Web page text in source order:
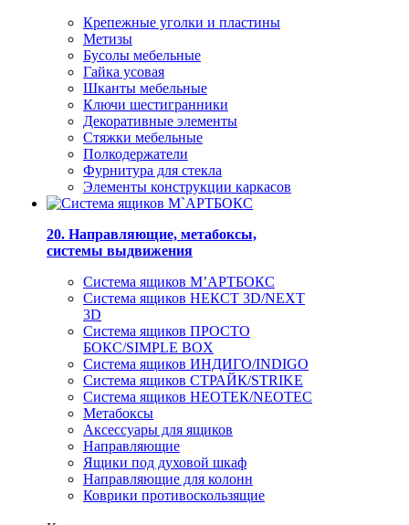
Крепежные уголки и пластины
Метизы
Бусолы мебельные
Гайка усовая
Шканты мебельные
Ключи шестигранники
Декоративные элементы
Стяжки мебельные
Полкодержатели
Фурнитура для стекла
Элементы конструкции каркасов
20. Направляющие, метабоксы,
системы выдвижения
Система ящиков М’АРТБОКС
Система ящиков НЕКСТ 3D/NEXT
3D
Система ящиков ПРОСТО
БОКС/SIMPLE BOX
Система ящиков ИНДИГО/INDIGO
Система ящиков СТРАЙК/STRIKE
Система ящиков НЕОТЕК/NEOTEC
Метабоксы
Аксессуары для ящиков
Направляющие
Ящики под духовой шкаф
Направляющие для колонн
Коврики противоскользящие